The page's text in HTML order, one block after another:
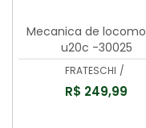
Mecanica de
u20c -30025
FRATESCHI /
R$ 249,99